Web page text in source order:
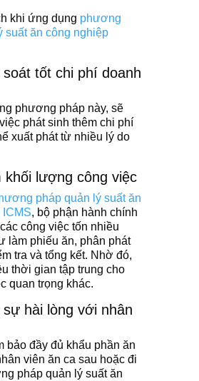
khi ứng dụng phương
suất ăn công nghiệp
tốt chi phí doanh
phương pháp này, sẽ
phát sinh thêm chi phí
xuất phát từ nhiều lý do
lượng công việc
pháp quản lý suất ăn
, bộ phận hành chính
công việc tốn nhiều
làm phiếu ăn, phân phát
tra và tổng kết. Nhờ đó,
thời gian tập trung cho
quan trọng khác.
hài lòng với nhân
bảo đầy đủ khẩu phần ăn
viên ăn ca sau hoặc đi
pháp quản lý suất ăn